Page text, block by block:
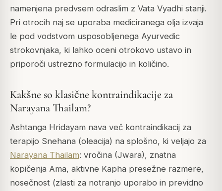
namenjena predvsem odraslim z Vata Vyadhi stanji.
Pri otrocih naj se uporaba mediciranega olja izvaja
le pod vodstvom usposobljenega Ayurvedic
strokovnjaka, ki lahko oceni otrokovo ustavo in
priporoči ustrezno formulacijo in količino.
Kakšne so klasične kontraindikacije za
Narayana Thailam?
Ashtanga Hridayam nava več kontraindikacij za
terapijo Snehana (oleacija) na splošno, ki veljajo za
Narayana Thailam: vročina (Jwara), znatna
kopičenja Ama, aktivne Kapha presežne razmere,
nosečnost (zlasti za notranjo uporabo in previdno